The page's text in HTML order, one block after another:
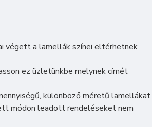
végett a lamellák színei eltérhetnek
ez üzletünkbe melynek címét
különböző méretű lamellákat
módon leadott rendeléseket nem